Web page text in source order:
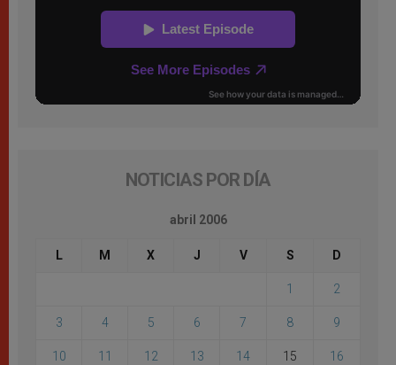
NOTICIAS POR DÍA
abril 2006
L M X J V S D
1 2
3 4 5 6 7 8 9
10 11 12 13 14 15 16